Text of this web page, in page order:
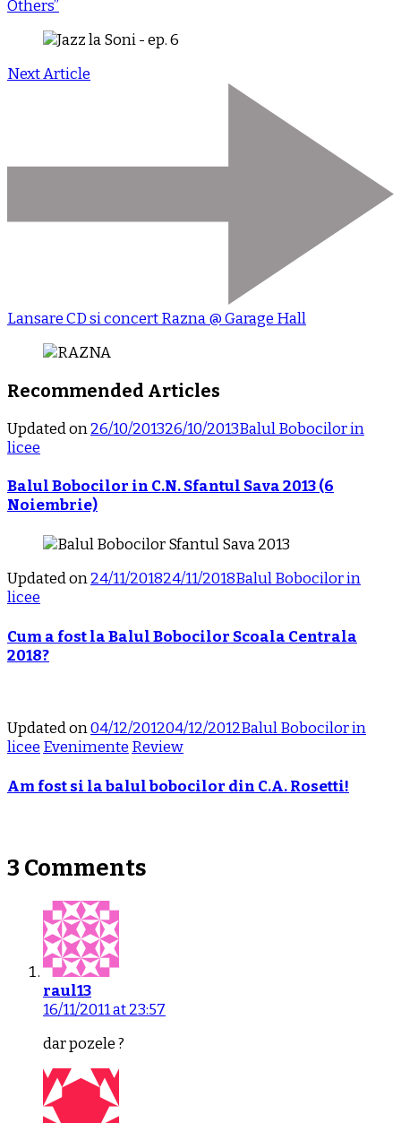
Others”
Next Article
Lansare CD si concert Razna @ Garage Hall
Recommended Articles
Updated on26/10/201326/10/2013Balul Bobocilor in
licee
Balul Bobocilor in C.N. Sfantul Sava 2013 (6
Noiembrie)
Updated on24/11/201824/11/2018Balul Bobocilor in
licee
Cum a fost la Balul Bobocilor Scoala Centrala
2018?
Updated on04/12/201204/12/2012Balul Bobocilor in
licee Evenimente Review
Am fost si la balul bobocilor din C.A. Rosetti!
3 Comments
raul13
16/11/2011 at 23:57
dar pozele ?